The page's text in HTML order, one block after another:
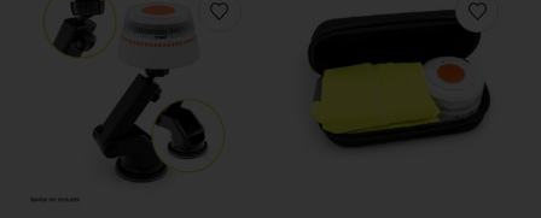
homologación de placas de
matrícula en España (según
Eléctrico: Normativa y
Comprarla | Carengine
27 de mayo de 2026